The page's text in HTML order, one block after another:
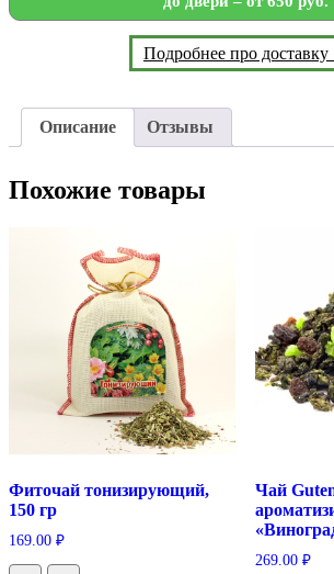
Подробнее про
Описание Отзывы
Похожие товары
Фиточай тонизирующий,
150 гр
169.00 ₽
Чай
269.00 ₽